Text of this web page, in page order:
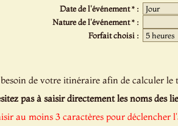
Date de l'événement * :
Nature de l'événement * :
Forfait choisi :
de votre itinéraire afin de calculer
pas à saisir directement les noms des
au moins 3 caractères pour déclencher